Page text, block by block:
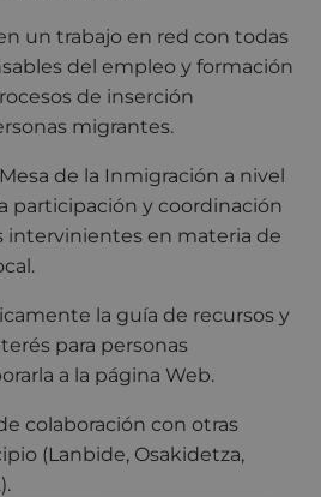
un trabajo en red con todas
del empleo y formación
de inserción
migrantes.
de la Inmigración a nivel
participación y coordinación
intervinientes en materia de
la guía de recursos y
para personas
a la página Web.
colaboración con otras
(Lanbide, Osakidetza,